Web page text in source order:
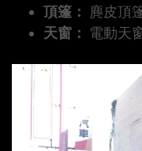
頂篷：
麂皮頂
天窗：
電動天